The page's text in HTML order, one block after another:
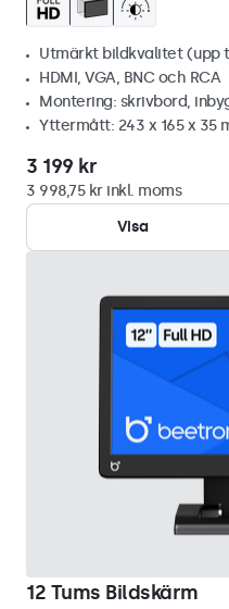
Utmärkt bildkvalitet (upp
HDMI, VGA, BNC och RCA
Montering: skrivbord,
Yttermått: 243 x 165 x 35
3 199 kr
3 998,75 kr inkl. moms
Visa
12 Tums Bildskärm